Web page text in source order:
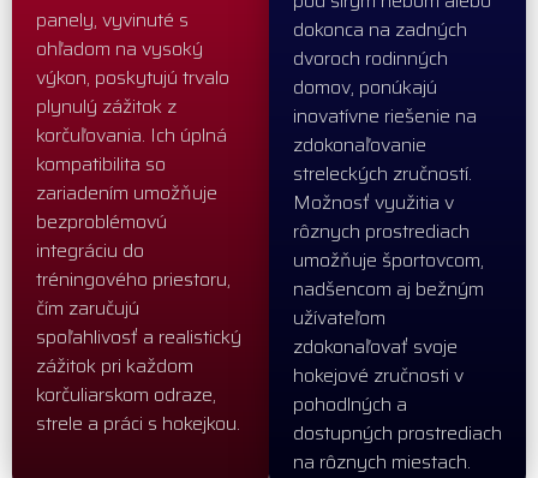
panely, vyvinuté s
ohľadom na vysoký
výkon, poskytujú trvalo
plynulý zážitok z
korčuľovania. Ich úplná
kompatibilita so
zariadením umožňuje
bezproblémovú
integráciu do
tréningového priestoru,
čím zaručujú
spoľahlivosť a realistický
zážitok pri každom
korčuliarskom odraze,
strele a práci s hokejkou.
dokonca na zadných
dvoroch rodinných
domov, ponúkajú
inovatívne riešenie na
zdokonaľovanie
streleckých zručností.
Možnosť využitia v
rôznych prostrediach
umožňuje športovcom,
nadšencom aj bežným
užívateľom
zdokonaľovať svoje
hokejové zručnosti v
pohodlných a
dostupných prostrediach
na rôznych miestach.